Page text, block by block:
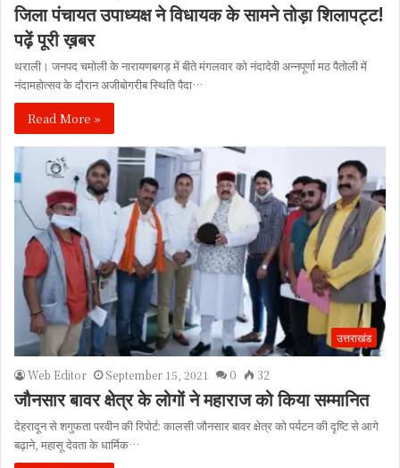
जिला पंचायत उपाध्यक्ष ने विधायक के सामने तोड़ा शिलापट्ट!
पढ़ें पूरी ख़बर
थराली। जनपद चमोली के नारायणबगड़ में बीते मंगलवार को नंदादेवी अन्नपूर्णा मठ पैतोली में
नंदामहोत्सव के दौरान अजीबोगरीब स्थिति पैदा…
Read More »
उत्तराखंड
Web Editor September 15, 2021 0 32
जौनसार बावर क्षेत्र के लोगों ने महाराज को किया सम्मानित
देहरादून से शगुफता परवीन की रिपोर्ट: कालसी जौनसार बावर क्षेत्र को पर्यटन की दृष्टि से आगे
बढ़ाने, महासू देवता के धार्मिक…